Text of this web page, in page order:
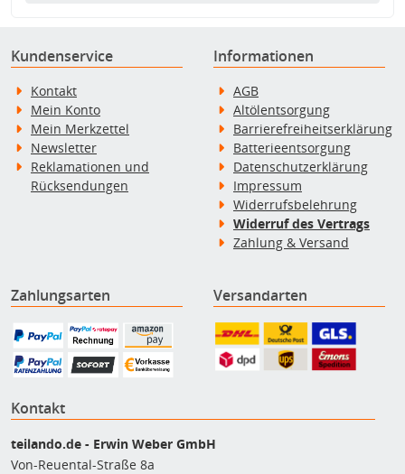
Kundenservice
Kontakt
Mein Konto
Mein Merkzettel
Newsletter
Reklamationen und
Rücksendungen
Informationen
AGB
Altölentsorgung
Barrierefreiheitserklärung
Batterieentsorgung
Datenschutzerklärung
Impressum
Widerrufsbelehrung
Widerruf des Vertrags
Zahlung & Versand
Zahlungsarten Versandarten
Kontakt
teilando.de - Erwin Weber GmbH
Von-Reuental-Straße 8a